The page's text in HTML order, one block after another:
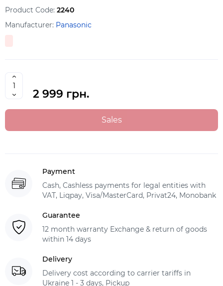
Product Code: 2240
Manufacturer: Panasonic
2 999 грн.
Sales
Payment
Cash, Cashless payments for legal entities with
VAT, Liqpay, Visa/MasterCard, Privat24, Monobank
Guarantee
12 month warranty Exchange & return of goods
within 14 days
Delivery
Delivery cost according to carrier tariffs in
Ukraine 1 - 3 days, Pickup